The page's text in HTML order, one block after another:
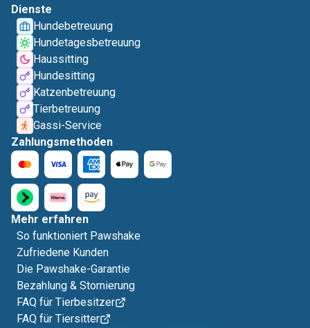
Dienste
Hundebetreuung
Hundetagesbetreuung
Haussitting
Hundesitting
Katzenbetreuung
Tierbetreuung
Gassi-Service
Zahlungsmethoden
Mehr erfahren
So funktioniert Pawshake
Zufriedene Kunden
Die Pawshake-Garantie
Bezahlung & Stornierung
FAQ für Tierbesitzer
FAQ für Tiersitter